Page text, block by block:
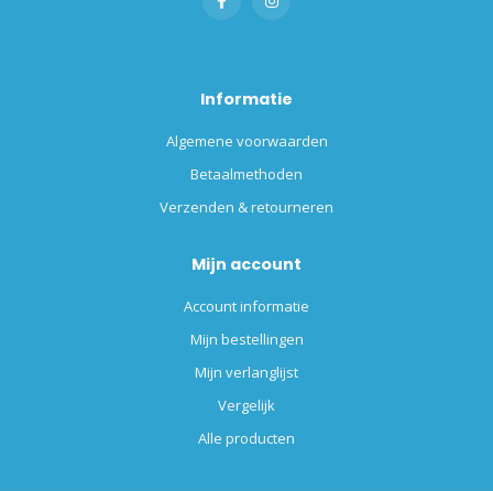
Informatie
Algemene voorwaarden
Betaalmethoden
Verzenden & retourneren
Mijn account
Account informatie
Mijn bestellingen
Mijn verlanglijst
Vergelijk
Alle producten